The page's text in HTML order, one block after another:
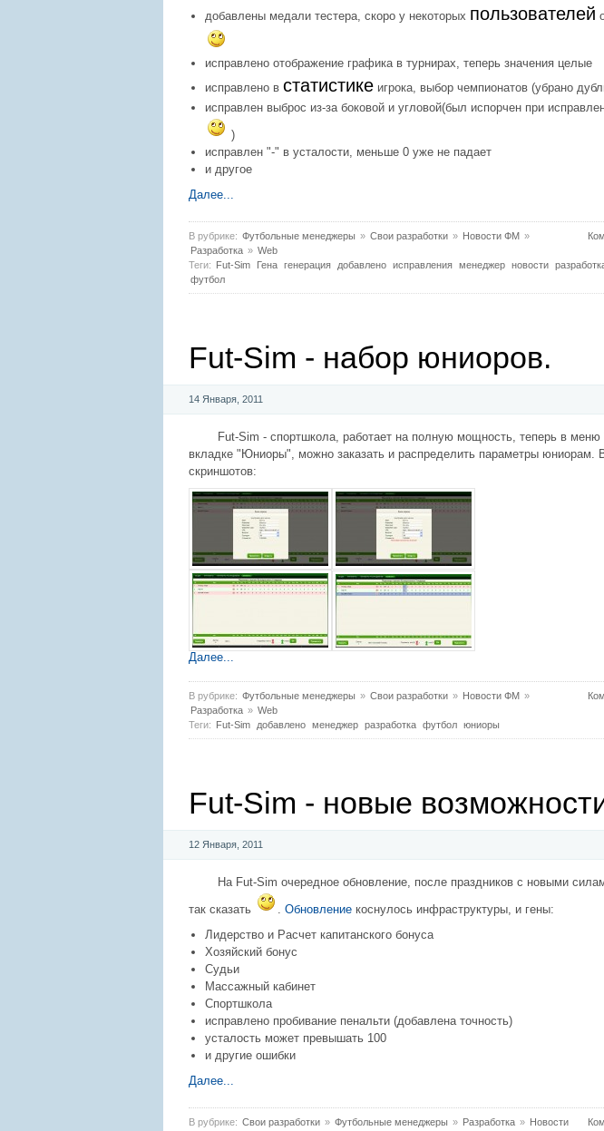
добавлены медали тестера, скоро у некоторых пользователей
исправлено отображение графика в турнирах, теперь значения целые
исправлено в статистике игрока, выбор чемпионатов (убрано
исправлен выброс из-за боковой и угловой(был испорчен при
)
исправлен "-" в усталости, меньше 0 уже не падает
и другое
Далее...
В рубрике: Футбольные менеджеры » Свои разработки » Новости ФМ »
Разработка » Web
Теги: Fut-Sim Гена генерация добавлено исправления менеджер новости
футбол
Fut-Sim - набор юниоров.
14 Января, 2011
Fut-Sim - спортшкола, работает на полную мощность, теперь в меню
вкладке "Юниоры", можно заказать и распределить параметры юниорам.
скриншотов:
Далее...
В рубрике: Футбольные менеджеры » Свои разработки » Новости ФМ »
Разработка » Web
Теги: Fut-Sim добавлено менеджер разработка футбол юниоры
Fut-Sim - новые
12 Января, 2011
На Fut-Sim очередное обновление, после праздников с новыми
так сказать
. Обновлениекоснулось инфраструктуры, и гены:
Лидерство и Расчет капитанского бонуса
Хозяйский бонус
Судьи
Массажный кабинет
Спортшкола
исправлено пробивание пенальти (добавлена точность)
усталость может превышать 100
и другие ошибки
Далее...
В рубрике: Свои разработки » Футбольные менеджеры » Разработка » Новости